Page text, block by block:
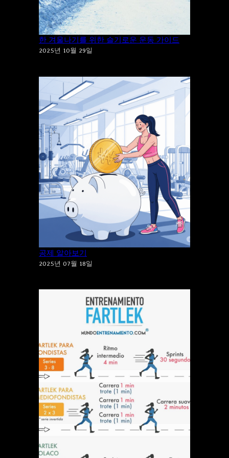
“추위”에 “운동”을 포기하시겠습니까? 건강
한 겨울나기를 위한 슬기로운 운동 가이드
2025년 10월 29일
건강도 지키고 세금도 지키는 체육시설 소득
공제 알아보기
2025년 07월 18일